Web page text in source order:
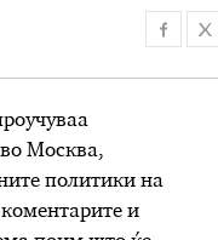
во Москва,
политики на
и